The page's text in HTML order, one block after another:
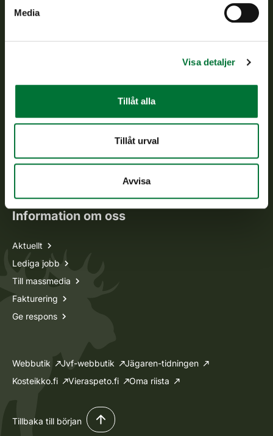
Media
Visa detaljer
Tillåt alla
Tillåt urval
Avvisa
Oma riista -tjänsten
Ansökan om licenser och dispenser
Information om oss
Aktuellt
Lediga jobb
Till massmedia
Fakturering
Ge respons
Webbutik Jvf-webbutik
Jägaren-tidningen
Kosteikko.fi
Vieraspeto.fi Oma riista
Tillbaka till början